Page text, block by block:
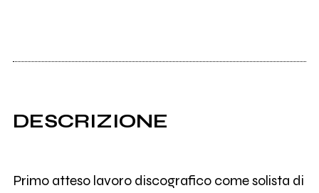
DESCRIZIONE
Primo atteso lavoro discografico come solista di